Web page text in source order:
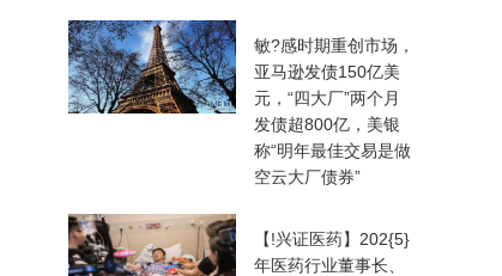
敏?感时期重创市场，
亚马逊发债150亿美
元，“四大厂”两个月
发债超800亿，美银
称“明年最佳交易是做
空云大厂债券”
【!兴证医药】202{5}
年医药行业董事长、